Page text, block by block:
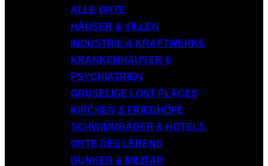
ALLE ORTE
HÄUSER & VILLEN
INDUSTRIE & KRAFTWERKE
KRANKENHÄUSER &
PSYCHIATRIEN
GRUSELIGE LOST PLACES
KIRCHEN & FRIEDHÖFE
SCHWIMMBÄDER & HOTELS
ORTE DES LEBENS
BUNKER & MILITÄR